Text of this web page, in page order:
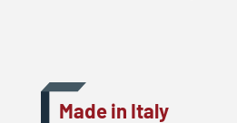
Made in Italy